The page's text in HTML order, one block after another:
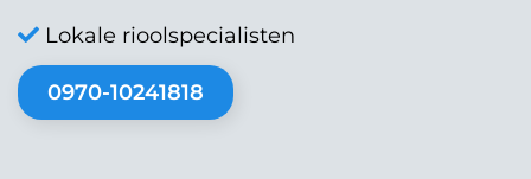
Lokale rioolspecialisten
0970-10241818